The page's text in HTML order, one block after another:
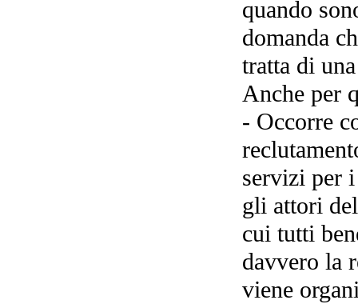
quando
domanda
tratta di
Anche per
- Occorre
servizi per
gli attori
cui tutti
davvero la
viene